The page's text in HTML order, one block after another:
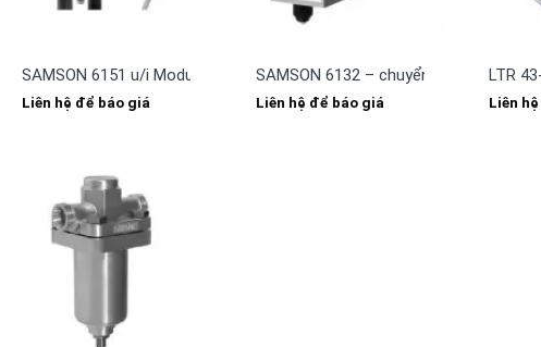
SAMSON 6151 u/i Module – chuyển đổi tín hiệu
Liên hệ để báo giá
SAMSON 6132 – chuyển đổi tín hiệu
Liên hệ để báo giá
LTR
Liên